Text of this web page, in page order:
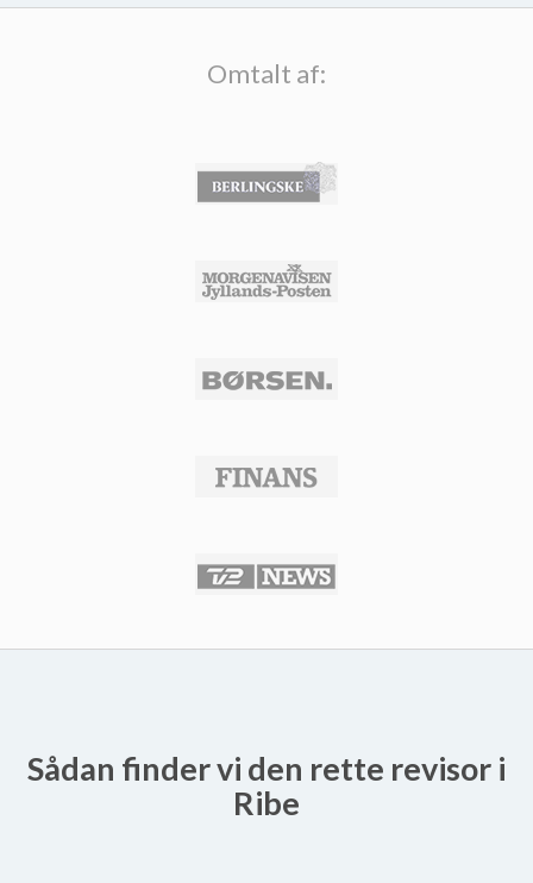
Omtalt af:
Sådan finder vi den rette revisor i
Ribe